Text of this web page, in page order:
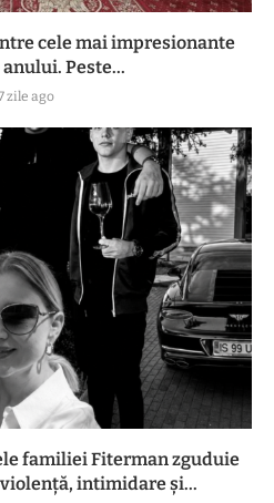
cele mai impresionante
Peste...
zile ago
familiei Fiterman zguduie
intimidare și...